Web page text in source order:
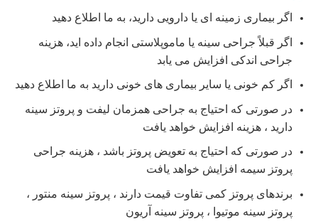
اگر بیماری زمینه ای یا دارویی دارید، به ما اطلاع دهید
اگر قبلاً جراحی سینه یا ماموپلاستی انجام داده اید، هزینه
جراحی اندکی افزایش می یابد
اگر کم خونی یا سایر بیماری های خونی دارید به ما اطلاع دهید
در صورتی که احتیاج به جراحی همزمان لیفت و پروتز سینه
دارید ، هزینه افزایش خواهد یافت
در صورتی که احتیاج به تعویض پروتز باشد ، هزینه جراحی
پروتز سیمه افزایش خواهد یافت
برندهای پروتز کمی تفاوت قیمت دارند ، پروتز سینه منتور ،
پروتز سینه موتیوا ، پروتز سینه آریون